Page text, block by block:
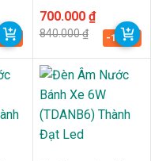
840.000₫
Giá
gốc
là:
700.000 ₫
Giá
hiện
tại
700.000 ₫.
-16.7%